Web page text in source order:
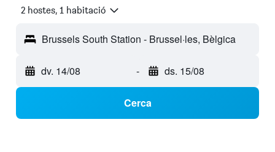
2 hostes, 1 habitació
Brussels South Station - Brussel·les, Bèlgica
dv. 14/08 - ds. 15/08
Cerca